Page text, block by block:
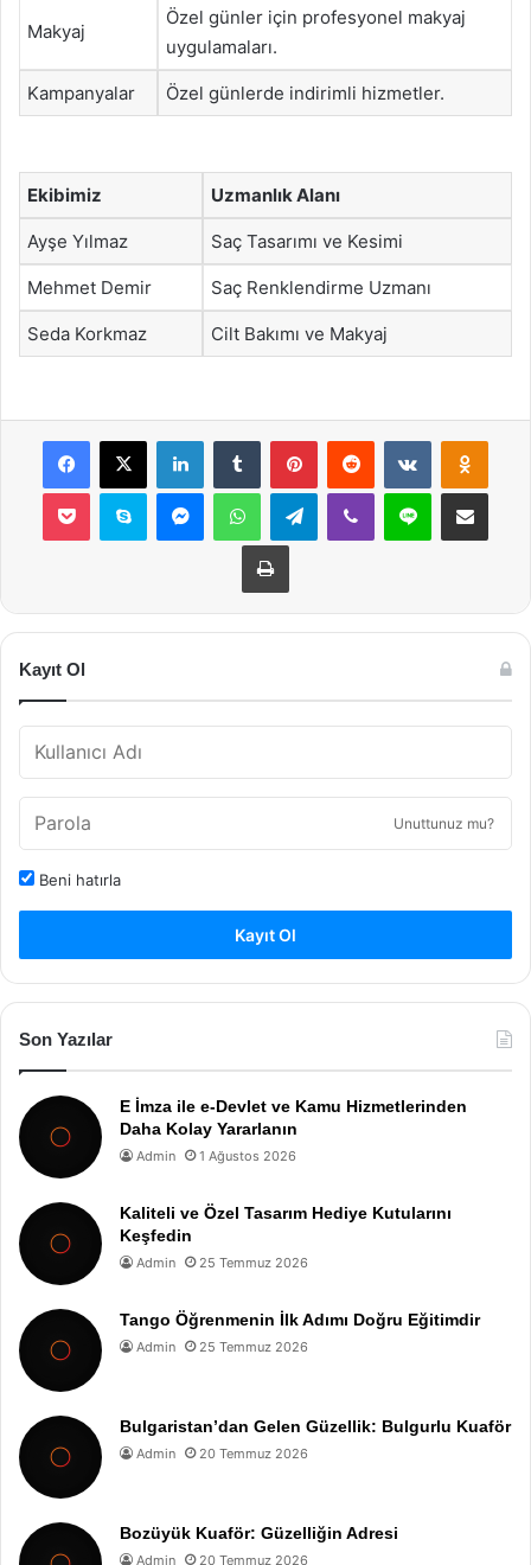
Makyaj
Özel günler için profesyonel makyaj
uygulamaları.
Kampanyalar Özel günlerde indirimli hizmetler.
Ekibimiz Uzmanlık Alanı
Ayşe Yılmaz Saç Tasarımı ve Kesimi
Mehmet Demir Saç Renklendirme Uzmanı
Seda Korkmaz Cilt Bakımı ve Makyaj
Facebook
X LinkedInTumblr PinterestReddit VKontakte
Pocket Skype MessengerWhatsAppTelegramViber Line E-Posta ile
Yazdır
Kayıt Ol
Unuttunuz mu?
Beni hatırla
Kayıt Ol
Son Yazılar
E İmza ile e-Devlet ve Kamu Hizmetlerinden
Daha Kolay Yararlanın
Admin 1 Ağustos 2026
Kaliteli ve Özel Tasarım Hediye Kutularını
Keşfedin
Admin 25 Temmuz 2026
Tango Öğrenmenin İlk Adımı Doğru Eğitimdir
Admin 25 Temmuz 2026
Bulgaristan’dan Gelen Güzellik: Bulgurlu Kuaför
Admin 20 Temmuz 2026
Bozüyük Kuaför: Güzelliğin Adresi
Admin 20 Temmuz 2026